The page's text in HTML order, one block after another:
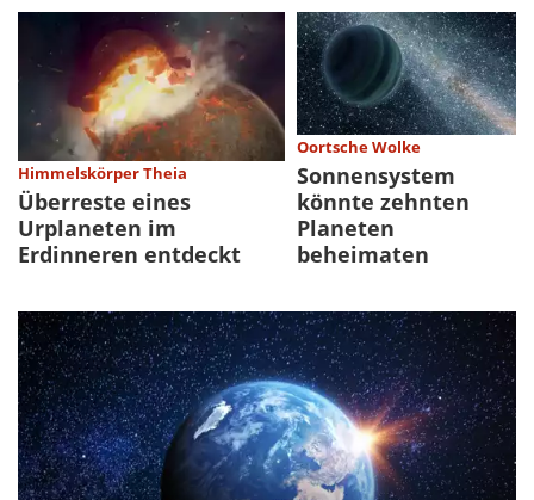
Himmelskörper Theia
Überreste eines
Urplaneten im
Erdinneren entdeckt
Oortsche Wolke
Sonnensystem
könnte zehnten
Planeten
beheimaten